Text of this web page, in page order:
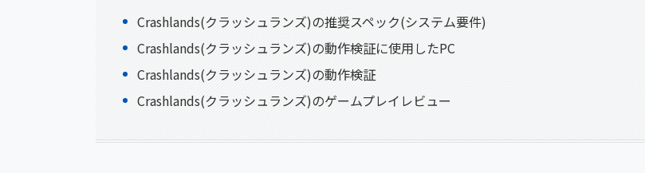
Crashlands(クラッシュランズ)の推奨スペック(システム要件)
Crashlands(クラッシュランズ)の動作検証に使用したPC
Crashlands(クラッシュランズ)の動作検証
Crashlands(クラッシュランズ)のゲームプレイレビュー